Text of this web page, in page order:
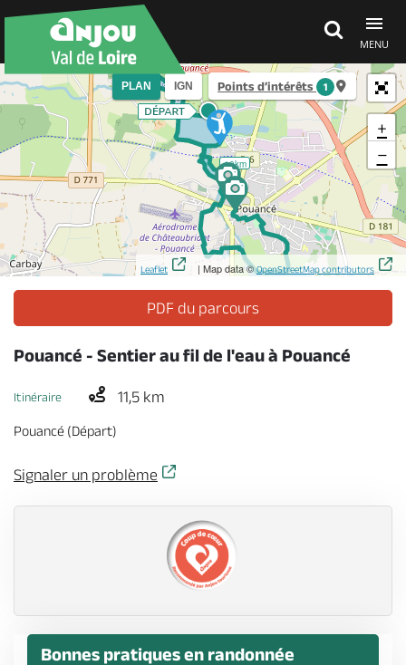
MENU
Découvrir
À voir, à faire
Agenda
Dormir, manger
Séjours, cadeaux
Offices de tourisme Comment venir ?
PLAN IGN
10km
Points d’intérêts 1
+
−
Leaflet | Map data ©OpenStreetMap contributors
PDF du parcours
Pouancé - Sentier au fil de l'eau à Pouancé
Itinéraire 11,5 km
Pouancé (Départ)
Signaler un problème
Bonnes pratiques en randonnée